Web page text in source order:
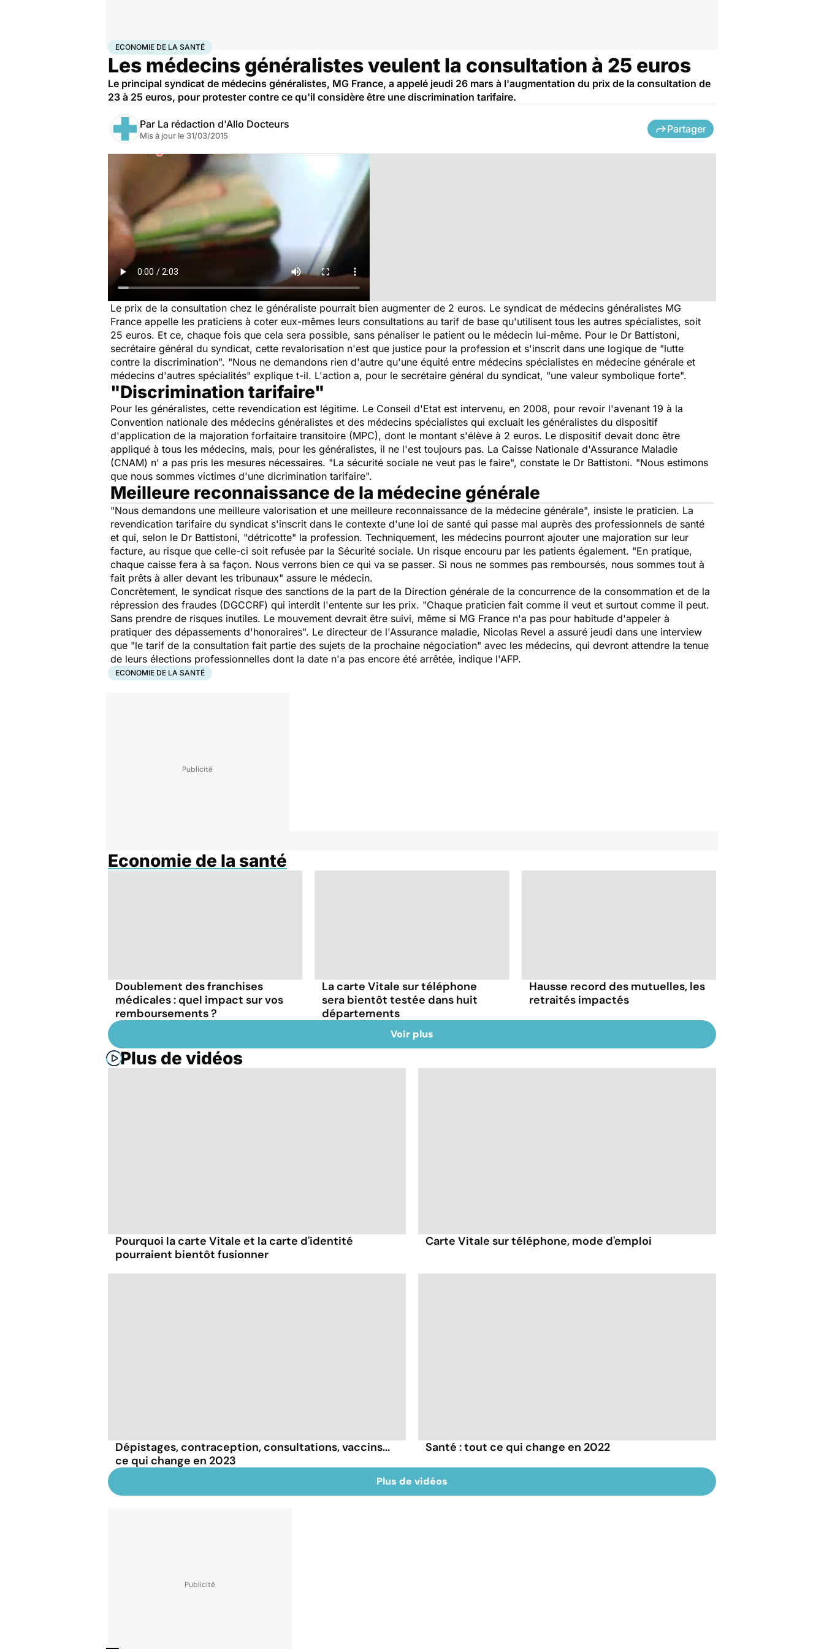
AccueilSantéSociété Économie
ECONOMIE DE LA SANTÉ
Les médecins généralistes veulent la consultation à 25 euros
Le principal syndicat de médecins généralistes, MG France, a appelé jeudi 26 mars à l'augmentation du prix de la consultation de
23 à 25 euros, pour protester contre ce qu'il considère être une discrimination tarifaire.
Par La rédaction d'Allo Docteurs
Mis à jour le 31/03/2015
Partager
Le prix de la consultation chez le généraliste pourrait bien augmenter de 2 euros. Le syndicat de médecins généralistes MG
France appelle les praticiens à coter eux-mêmes leurs consultations au tarif de base qu'utilisent tous les autres spécialistes, soit
25 euros. Et ce, chaque fois que cela sera possible, sans pénaliser le patient ou le médecin lui-même. Pour le Dr Battistoni,
secrétaire général du syndicat, cette revalorisation n'est que justice pour la profession et s'inscrit dans une logique de "lutte
contre la discrimination". "Nous ne demandons rien d'autre qu'une équité entre médecins spécialistes en médecine générale et
médecins d'autres spécialités" explique t-il. L'action a, pour le secrétaire général du syndicat, "une valeur symbolique forte".
"Discrimination tarifaire"
Pour les généralistes, cette revendication est légitime. Le Conseil d'Etat est intervenu, en 2008, pour revoir l'avenant 19 à la
Convention nationale des médecins généralistes et des médecins spécialistes qui excluait les généralistes du dispositif
d'application de la majoration forfaitaire transitoire (MPC), dont le montant s'élève à 2 euros. Le dispositif devait donc être
appliqué à tous les médecins, mais, pour les généralistes, il ne l'est toujours pas. La Caisse Nationale d'Assurance Maladie
(CNAM) n' a pas pris les mesures nécessaires. "La sécurité sociale ne veut pas le faire", constate le Dr Battistoni. "Nous estimons
que nous sommes victimes d'une dicrimination tarifaire".
Meilleure reconnaissance de la médecine générale
"Nous demandons une meilleure valorisation et une meilleure reconnaissance de la médecine générale", insiste le praticien. La
revendication tarifaire du syndicat s'inscrit dans le contexte d'une loi de santé qui passe mal auprès des professionnels de santé
et qui, selon le Dr Battistoni, "détricotte" la profession. Techniquement, les médecins pourront ajouter une majoration sur leur
facture, au risque que celle-ci soit refusée par la Sécurité sociale. Un risque encouru par les patients également. "En pratique,
chaque caisse fera à sa façon. Nous verrons bien ce qui va se passer. Si nous ne sommes pas remboursés, nous sommes tout à
fait prêts à aller devant les tribunaux" assure le médecin.
Concrètement, le syndicat risque des sanctions de la part de la Direction générale de la concurrence de la consommation et de la
répression des fraudes (DGCCRF) qui interdit l'entente sur les prix. "Chaque praticien fait comme il veut et surtout comme il peut.
Sans prendre de risques inutiles. Le mouvement devrait être suivi, même si MG France n'a pas pour habitude d'appeler à
pratiquer des dépassements d'honoraires". Le directeur de l'Assurance maladie, Nicolas Revel a assuré jeudi dans une interview
que "le tarif de la consultation fait partie des sujets de la prochaine négociation" avec les médecins, qui devront attendre la tenue
de leurs élections professionnelles dont la date n'a pas encore été arrêtée, indique l'AFP.
ECONOMIE DE LA SANTÉ
Economie de la santé
Doublement des franchises
médicales : quel impact sur vos
remboursements ?
La carte Vitale sur téléphone
sera bientôt testée dans huit
départements
Hausse record des mutuelles, les
retraités impactés
Voir plus
Plus de vidéos
Pourquoi la carte Vitale et la carte d'identité
pourraient bientôt fusionner
Carte Vitale sur téléphone, mode d'emploi
Dépistages, contraception, consultations, vaccins...
ce qui change en 2023
Santé : tout ce qui change en 2022
Plus de vidéos